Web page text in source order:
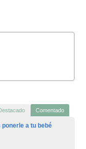
Comentado
a tu bebé